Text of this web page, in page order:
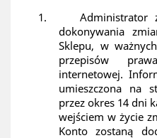
1.
Administrator
dokonywania
Sklepu, w
przepisów
internetowej.
umieszczona na
przez okres 14 dni
wejściem w życie
Konto zostaną